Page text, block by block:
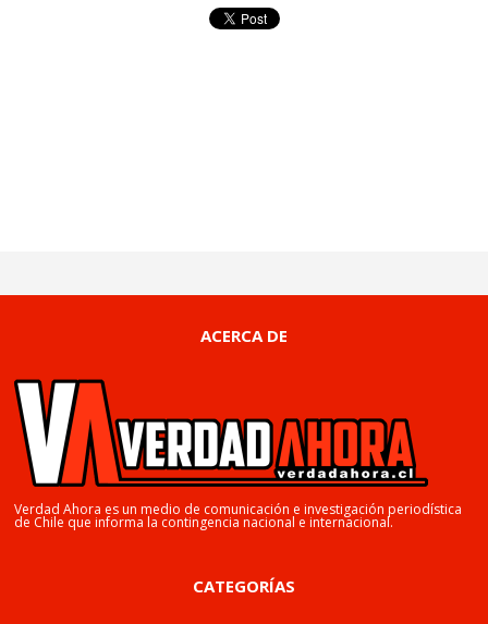
ACERCA DE
Verdad Ahora es un medio de comunicación e investigación periodística
de Chile que informa la contingencia nacional e internacional.
CATEGORÍAS